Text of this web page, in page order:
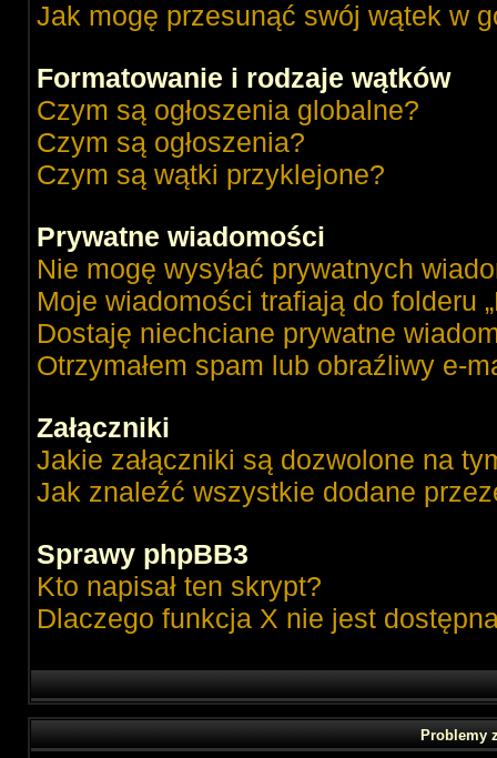
Jak mogę przesunąć swój wątek w
Formatowanie i rodzaje wątków
Czym są ogłoszenia globalne?
Czym są ogłoszenia?
Czym są wątki przyklejone?
Prywatne wiadomości
Nie mogę wysyłać prywatnych
Moje wiadomości trafiają do folderu
Dostaję niechciane prywatne
Otrzymałem spam lub obraźliwy e-
Załączniki
Jakie załączniki są dozwolone na
Jak znaleźć wszystkie dodane
Sprawy phpBB3
Kto napisał ten skrypt?
Dlaczego funkcja X nie jest
Problemy